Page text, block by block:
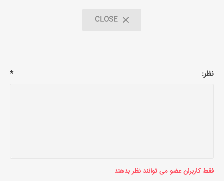
CLOSE
نظر: *
فقط کاربران عضو می توانند نظر بدهند